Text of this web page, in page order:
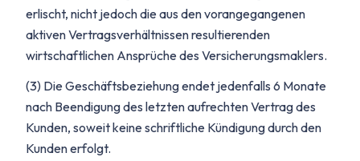
erlischt, nicht jedoch die aus den vorangegangenen
aktiven Vertragsverhältnissen resultierenden
wirtschaftlichen Ansprüche des Versicherungsmaklers.
(3) Die Geschäftsbeziehung endet jedenfalls 6 Monate
nach Beendigung des letzten aufrechten Vertrag des
Kunden, soweit keine schriftliche Kündigung durch den
Kunden erfolgt.